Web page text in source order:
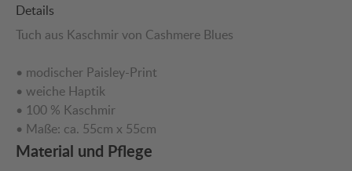
Details
Tuch aus Kaschmir von Cashmere Blues
• modischer Paisley-Print
• weiche Haptik
• 100 % Kaschmir
• Maße: ca. 55cm x 55cm
Material und Pflege